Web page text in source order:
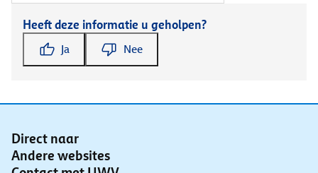
Heeft deze informatie u geholpen?
Ja Nee
Direct naar
Andere websites